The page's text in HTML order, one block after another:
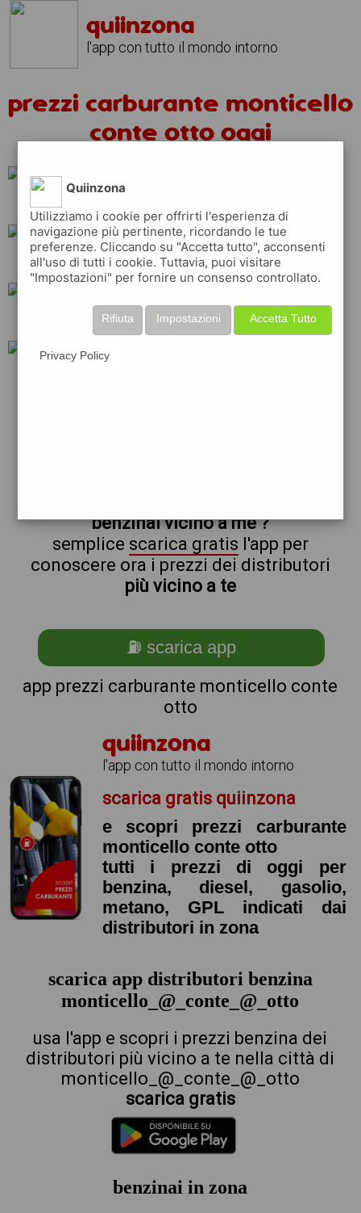
quiinzona
l'app con tutto il mondo intorno
prezzi carburante monticello
conte otto oggi
api tamoil eni
q8 total
benzinai vicino a me ?
semplice scarica gratis l'app per
conoscere ora i prezzi dei distributori
più vicino a te
⛽ scarica app
app prezzi carburante monticello conte
otto
quiinzona
l'app con tutto il mondo intorno
scarica gratis quiinzona
e scopri prezzi carburante
monticello conte otto
tutti i prezzi di oggi per
benzina, diesel, gasolio,
metano, GPL indicati dai
distributori in zona
scarica app distributori benzina
monticello_@_conte_@_otto
usa l'app e scopri i prezzi benzina dei
distributori più vicino a te nella città di
monticello_@_conte_@_otto
scarica gratis
benzinai in zona
Quiinzona
Utilizziamo i cookie per offrirti l'esperienza di
navigazione più pertinente, ricordando le tue
preferenze. Cliccando su "Accetta tutto", acconsenti
all'uso di tutti i cookie. Tuttavia, puoi visitare
"Impostazioni" per fornire un consenso controllato.
Accetta Tutto
Impostazioni
Rifiuta
Privacy Policy